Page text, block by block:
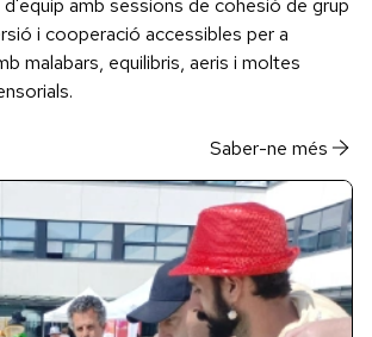
i cooperació accessibles per a
malabars, equilibris, aeris i moltes
Saber-ne més